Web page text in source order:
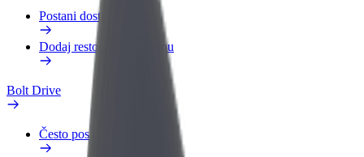
Postani dostavljač
Dodaj restoran ili trgovinu
Bolt Drive
Često postavljana pitanja